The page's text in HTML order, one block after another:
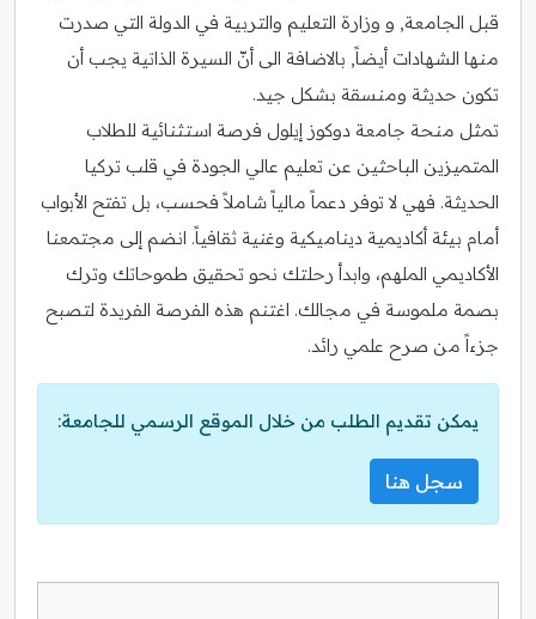
قبل الجامعة, و وزارة التعليم والتربية في الدولة التي صدرت
منها الشهادات أيضاً, بالاضافة الى أنّ السيرة الذاتية يجب أن
تكون حديثة ومنسقة بشكل جيد.
تمثل منحة جامعة دوكوز إيلول فرصة استثنائية للطلاب
المتميزين الباحثين عن تعليم عالي الجودة في قلب تركيا
الحديثة. فهي لا توفر دعماً مالياً شاملاً فحسب، بل تفتح الأبواب
أمام بيئة أكاديمية ديناميكية وغنية ثقافياً. انضم إلى مجتمعنا
الأكاديمي الملهم، وابدأ رحلتك نحو تحقيق طموحاتك وترك
بصمة ملموسة في مجالك. اغتنم هذه الفرصة الفريدة لتصبح
جزءاً من صرح علمي رائد.
يمكن تقديم الطلب من خلال الموقع الرسمي للجامعة:
سجل هنا